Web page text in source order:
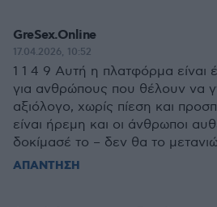
GreSex.Online
17.04.2026, 10:52
1 1 4 9 Αυτή η πλατφόρμα είναι
για ανθρώπους που θέλουν να
αξιόλογο, χωρίς πίεση και
είναι ήρεμη και οι άνθρωποι
δοκίμασέ το – δεν θα το
ΑΠΑΝΤΗΣΗ